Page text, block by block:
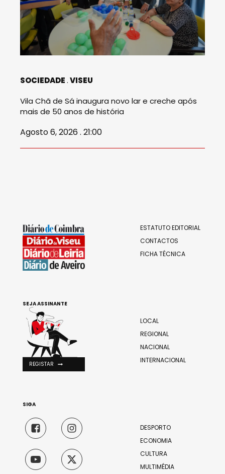
SOCIEDADE VISEU
Vila Chã de Sá inaugura novo lar e creche após
mais de 50 anos de história
Agosto 6, 2026 . 21:00
ESTATUTO EDITORIAL
CONTACTOS
FICHA TÉCNICA
LOCAL
REGIONAL
NACIONAL
INTERNACIONAL
DESPORTO
ECONOMIA
CULTURA
MULTIMÉDIA
SEJA ASSINANTE
REGISTAR
SIGA